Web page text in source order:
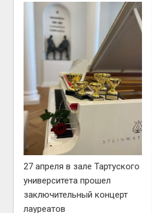
27 апреля в зале Тартуского
университета прошел
заключительный концерт
лауреатов